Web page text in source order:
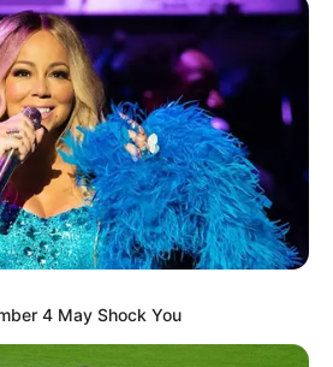
4 May Shock You